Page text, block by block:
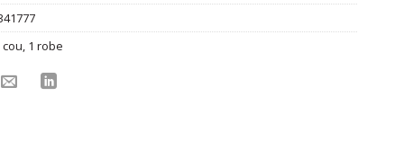
cou, 1 robe